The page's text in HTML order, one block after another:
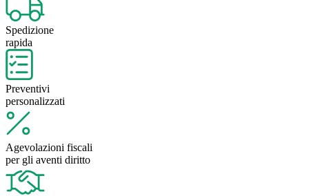
Spedizione
rapida
Preventivi
personalizzati
Agevolazioni fiscali
per gli aventi diritto